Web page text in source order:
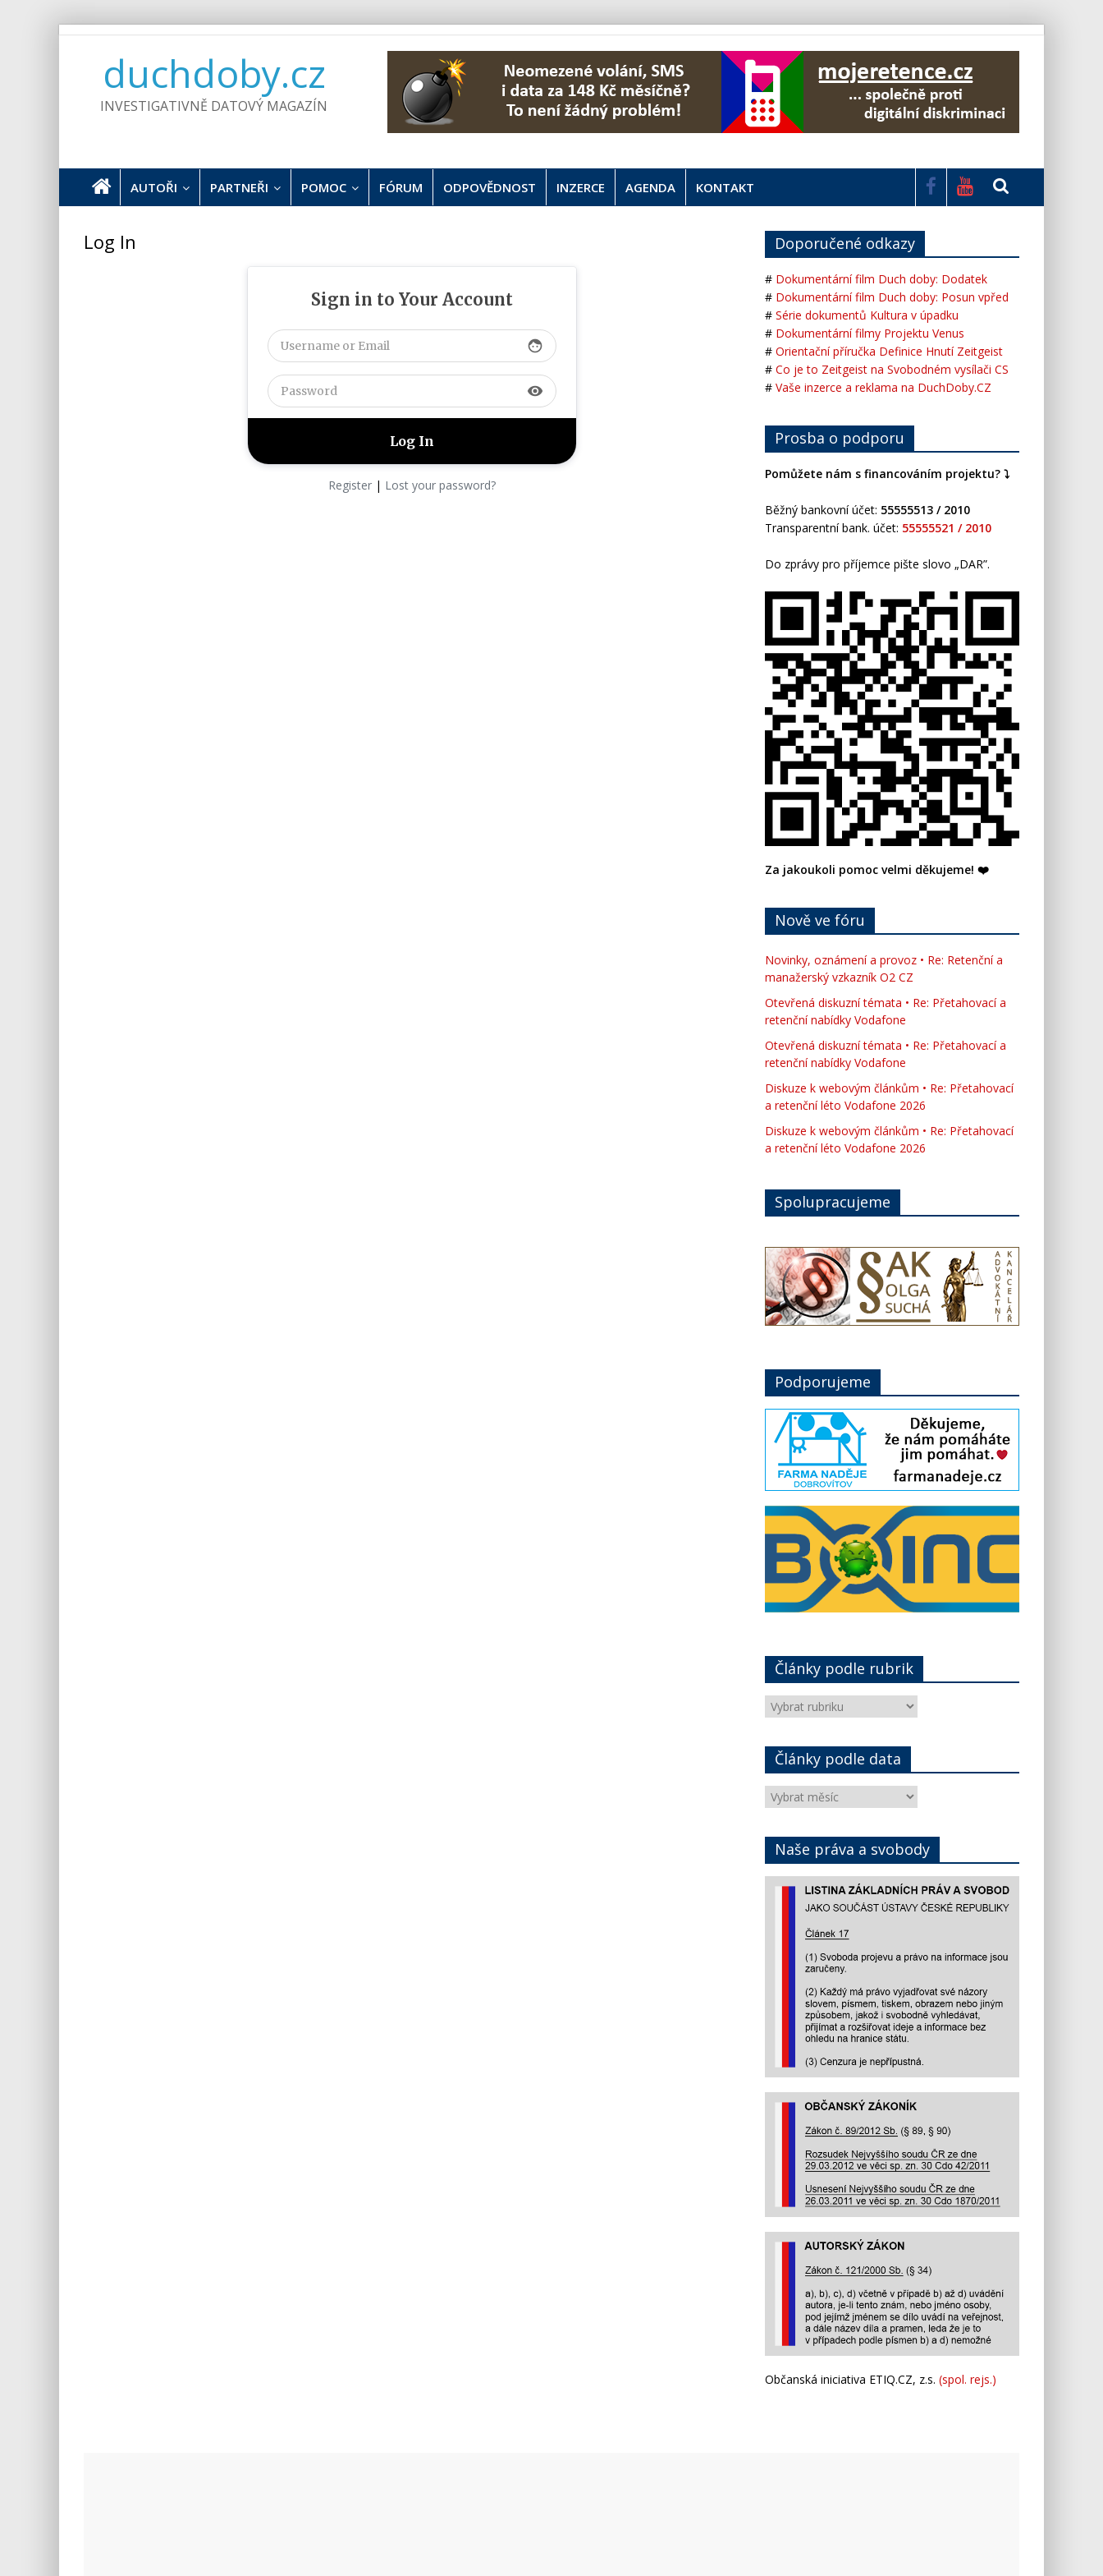
Skip
duchdoby.cz
INVESTIGATIVNĚ DATOVÝ MAGAZÍN
AUTOŘI PARTNEŘI POMOC FÓRUM ODPOVĚDNOST INZERCE AGENDA KONTAKT
Log In
Sign in to Your Account
face
visibility
Register | Lost your password?
Doporučené odkazy
# Dokumentární film Duch doby: Dodatek
# Dokumentární film Duch doby: Posun vpřed
# Série dokumentů Kultura v úpadku
# Dokumentární filmy Projektu Venus
# Orientační příručka Definice Hnutí Zeitgeist
# Co je to Zeitgeist na Svobodném vysílači CS
# Vaše inzerce a reklama na DuchDoby.CZ
Prosba o podporu
Pomůžete nám s financováním projektu? ⤵️
Běžný bankovní účet: 55555513 / 2010
Transparentní bank. účet: 55555521 / 2010
Do zprávy pro příjemce pište slovo „DAR”.
Za jakoukoli pomoc velmi děkujeme! ❤️
Nově ve fóru
Novinky, oznámení a provoz • Re: Retenční a
manažerský vzkazník O2 CZ
Otevřená diskuzní témata • Re: Přetahovací a
retenční nabídky Vodafone
Otevřená diskuzní témata • Re: Přetahovací a
retenční nabídky Vodafone
Diskuze k webovým článkům • Re: Přetahovací
a retenční léto Vodafone 2026
Diskuze k webovým článkům • Re: Přetahovací
a retenční léto Vodafone 2026
Spolupracujeme
Podporujeme
Články podle rubrik
Články
podle
Články podle data
Články
podle
Naše práva a svobody
Občanská iniciativa ETIQ.CZ, z.s. (spol. rejs.)